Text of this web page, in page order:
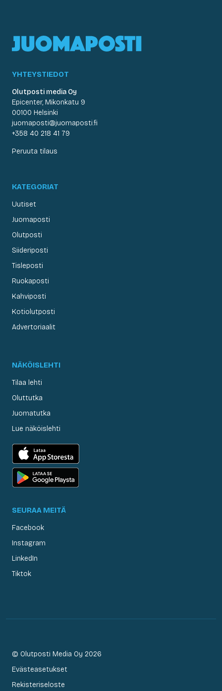
YHTEYSTIEDOT
Olutposti media Oy
Epicenter, Mikonkatu 9
00100 Helsinki
juomaposti@juomaposti.fi
+358 40 218 41 79
Peruuta tilaus
KATEGORIAT
Uutiset
Juomaposti
Olutposti
Siideriposti
Tisleposti
Ruokaposti
Kahviposti
Kotiolutposti
Advertoriaalit
NÄKÖISLEHTI
Tilaa lehti
Oluttutka
Juomatutka
Lue näköislehti
SEURAA MEITÄ
Facebook
Instagram
LinkedIn
Tiktok
© Olutposti Media Oy 2026
Evästeasetukset
Rekisteriseloste